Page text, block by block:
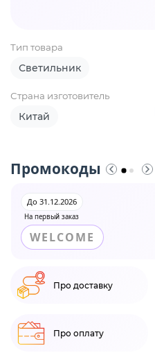
Тип товара
Светильник
Страна изготовитель
Китай
Промокоды
На первый заказ
До 31.12.2026
WELCOME
Про доставку
Про оплату